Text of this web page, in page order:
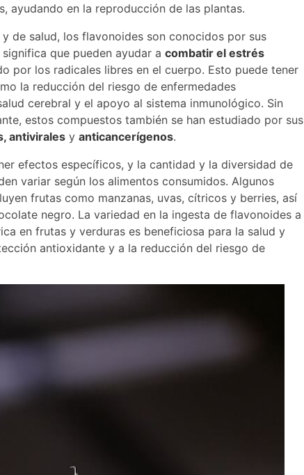
ayudando en la reproducción de las plantas.
de salud, los flavonoides son conocidos por sus
que pueden ayudar a combatir el estrés
por los radicales libres en el cuerpo. Esto puede tener
la reducción del riesgo de enfermedades
cerebral y el apoyo al sistema inmunológico. Sin
estos compuestos también se han estudiado por sus
antivirales y anticancerígenos.
efectos específicos, y la cantidad y la diversidad de
variar según los alimentos consumidos. Algunos
frutas como manzanas, uvas, cítricos y berries, así
negro. La variedad en la ingesta de flavonoides a
en frutas y verduras es beneficiosa para la salud y
antioxidante y a la reducción del riesgo de